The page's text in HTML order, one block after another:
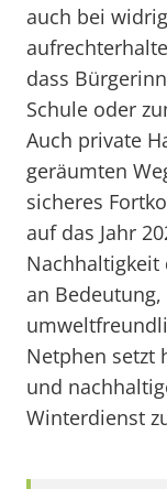
auch bei
dass
Schule oder
Auch private
geräumten
sicheres
auf das Jahr
Nachhaltigkeit
an
Netphen setzt
und
Winterdienst